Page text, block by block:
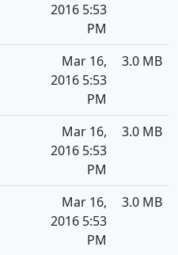
2016 5:53
PM
Mar 16,
2016 5:53
PM
3.0 MB
Mar 16,
2016 5:53
PM
3.0 MB
Mar 16,
2016 5:53
PM
3.0 MB